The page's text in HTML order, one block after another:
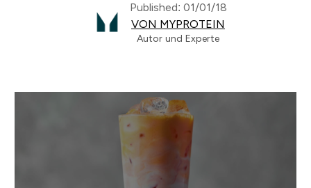
Published: 01/01/18
VON MYPROTEIN
Autor und Experte